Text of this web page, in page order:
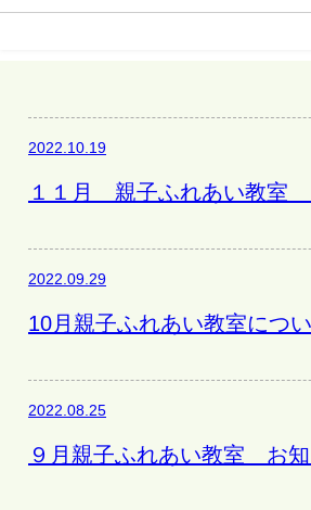
2022.10.19
１１月 親子ふれあい教室
2022.09.29
10月親子ふれあい教室につ
2022.08.25
９月親子ふれあい教室 お